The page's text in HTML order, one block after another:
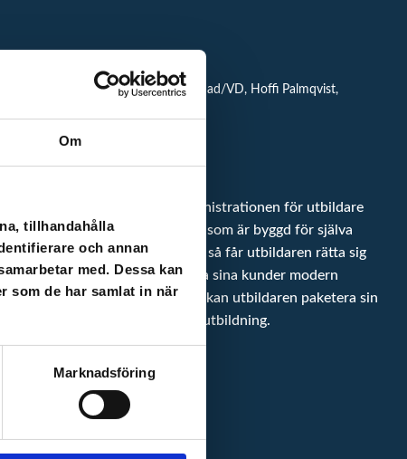
Om
tillhandahålla
och annan
med. Dessa kan
som de har samlat in när
Marknadsföring
fullstackutvecklare, Erica Loh, marknad/VD, Hoffi Palmqvist,
att underlätta och förenkla administrationen för utbildare
det finns det ingen plattform som är byggd för själva
eller konsumenten och så får utbildaren rätta sig
behov av att erbjuda sina kunder modern
som är inbyggda i Cloocast kan utbildaren paketera sin
och bli en bättre leverantör av utbildning.